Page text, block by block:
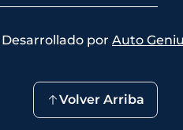
Desarrollado por Auto
Volver Arriba